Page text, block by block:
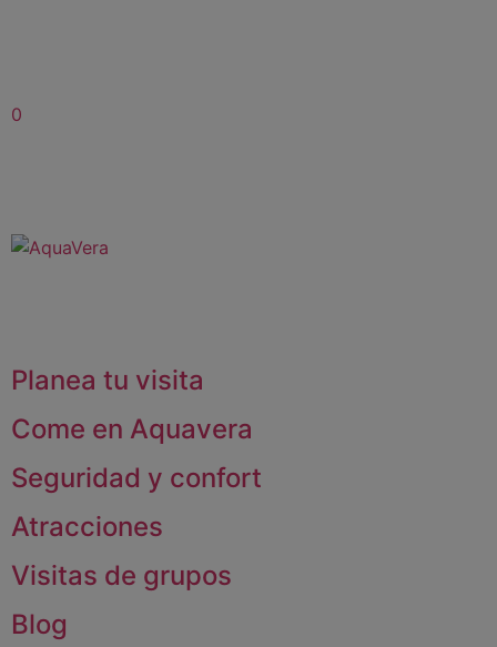
0
Planea tu visita
Come en Aquavera
Seguridad y confort
Atracciones
Visitas de grupos
Blog